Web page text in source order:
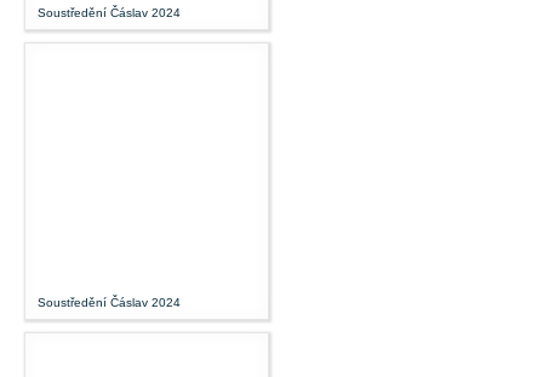
Soustředění Čáslav 2024
Soustředění Čáslav 2024